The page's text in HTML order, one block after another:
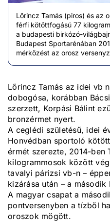
Lőrincz Tamás (piros) és az
férfi kötöttfogású 77
a budapesti birkózó-
Budapest Sportarénában
mérkőzést az orosz
Lőrincz Tamás az idei vb
dobogósa, korábban
szerzett, Korpási Bálint
bronzérmet nyert.
A ceglédi születésű, idei
Honvédban sportoló
érmét szerezte, 2014-ben
kilogrammosok között
tavalyi párizsi vb-n –
kizárása után – a
A magyar csapat a
pontversenyben a tízből
oroszok mögött.